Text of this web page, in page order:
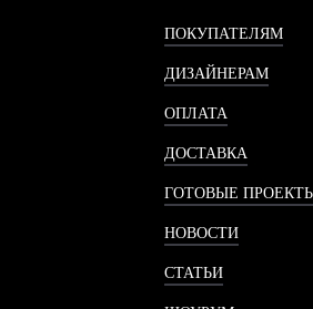
ПОКУПАТЕЛЯМ
ДИЗАЙНЕРАМ
ОПЛАТА
ДОСТАВКА
ГОТОВЫЕ
НОВОСТИ
СТАТЬИ